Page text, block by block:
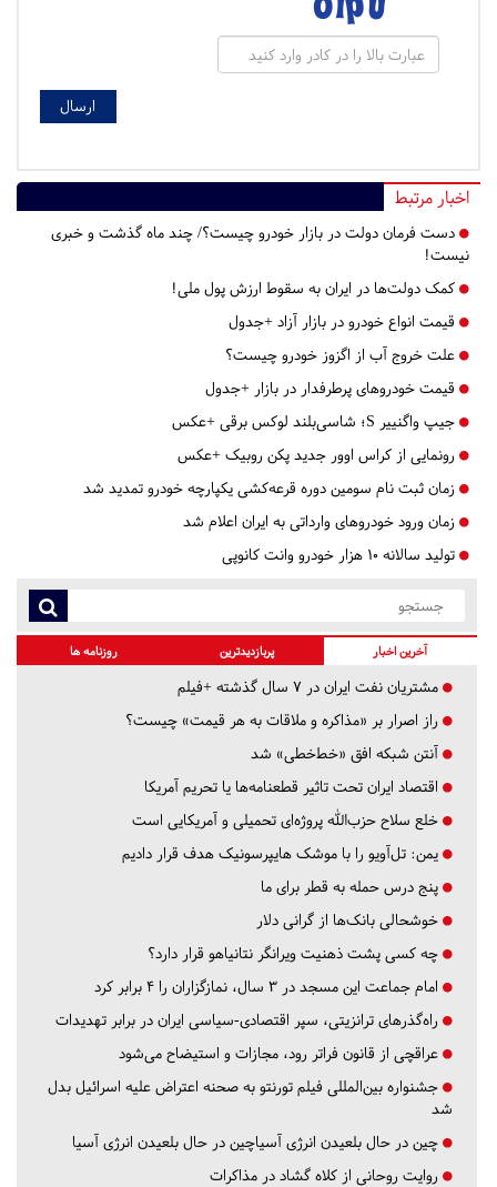
اخبار مرتبط
دست فرمان دولت در بازار خودرو چیست؟/ چند ماه گذشت و خبری
نیست!
کمک دولت‌ها در ایران به سقوط ارزش پول ملی!
قیمت انواع خودرو در بازار آزاد +جدول
علت خروج آب از اگزوز خودرو چیست؟
قیمت خودروهای پرطرفدار در بازار +جدول
جیپ واگنییر S؛ شاسی‌بلند لوکس برقی +عکس
رونمایی از کراس اوور جدید پکن روبیک +عکس
زمان ثبت نام سومین دوره قرعه‌کشی یکپارچه خودرو تمدید شد
زمان ورود خودروهای وارداتی به ایران اعلام شد
تولید سالانه ۱۰ هزار خودرو وانت کانوپی
آخرین اخبار پربازدیدترین روزنامه ها
مشتریان نفت ایران در ۷ سال گذشته +فیلم
راز اصرار بر «مذاکره و ملاقات به هر قیمت» چیست؟
آنتن شبکه افق «خط‌خطی» شد
اقتصاد ایران تحت تاثیر قطعنامه‌ها یا تحریم‌ آمریکا
خلع سلاح حزب‌الله پروژه‌ای تحمیلی و آمریکایی است
یمن: تل‌آویو را با موشک هایپرسونیک هدف قرار دادیم
پنج درس‌ حمله به قطر برای ما
خوشحالی بانک‌ها از گرانی دلار
چه کسی پشت ذهنیت ویرانگر نتانیاهو قرار دارد؟
امام جماعت این مسجد در ۳ سال، نمازگزاران را ۴ برابر کرد
راه‌گذرهای ترانزیتی، سپر اقتصادی-سیاسی ایران در برابر تهدیدات
عراقچی از قانون فراتر رود، مجازات و استیضاح می‌شود
جشنواره بین‌المللی فیلم تورنتو به صحنه اعتراض علیه اسرائیل بدل
شد
چین در حال بلعیدن انرژی آسیاچین در حال بلعیدن انرژی آسیا
روایت روحانی از کلاه گشاد در مذاکرات